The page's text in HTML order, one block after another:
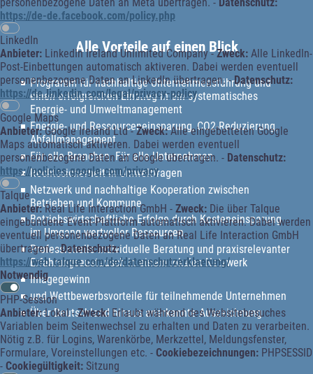
https://de-de.facebook.com/policy.php
LinkedIn
Anbieter: LinkedIn Ireland Unlimited Company -Zweck: Alle LinkedIn-
Post-Einbettungen automatisch aktiveren. Dabei werden eventuell
personenbezogene Daten an LinkedIn übertragen. -Datenschutz:
https://de.linkedin.com/legal/privacy-policy
Google Maps
Anbieter:Google Ireland Ltd -Zweck:Alle eingebetteten Google
Maps automatisch aktiveren. Dabei werden eventuell
personenbezogene Daten an Google übertragen. - Datenschutz:
https://policies.google.com/privacy
Talque
Anbieter:Real Life Interaction GmbH - Zweck: Die über Talque
eingebundene Event-Plattform automatisch aktivieren. Dabei werden
eventuell personenbezogene Daten an Real Life Interaction GmbH
übertragen. -Datenschutz:
https://web.talque.com/de/datenschutzerklaerung/
Notwendig
PHP-Session
Anbieter:Lokal -Zweck: Erlaubt während des Websitebesuches
Variablen beim Seitenwechsel zu erhalten und Daten zu verarbeiten.
Nötig z.B. für Logins, Warenkörbe, Merkzettel, Meldungsfenster,
Formulare, Voreinstellungen etc. - Cookiebezeichnungen: PHPSESSID
- Cookiegültigkeit: Sitzung
Alle Vorteile auf einen Blick
Programm für nachhaltige Unternehmensführung und
einen erfolgreichen Einstieg in ein systematisches
Energie- und Umweltmanagement
Energie- und Ressourceneinsparung, CO2-Reduzierung,
Abfallmanagement
Für alle Branchen. Für alle Unternehmen.
Rechtssicherheit in Umweltfragen
Netzwerk und nachhaltige Kooperation zwischen
Betrieben und Kommune
Betriebswirtschaftliche Erfolge durch Kosteneinsparung
im Umgang wertvoller Ressourcen
Professionelle individuelle Beratung und praxisrelevanter
Erfahrungsaustausch in einem lokalen Netzwerk
Imagegewinn
und Wettbewerbsvorteile für teilnehmende Unternehmen
Über Deutschland hinaus anerkannte Auszeichnung